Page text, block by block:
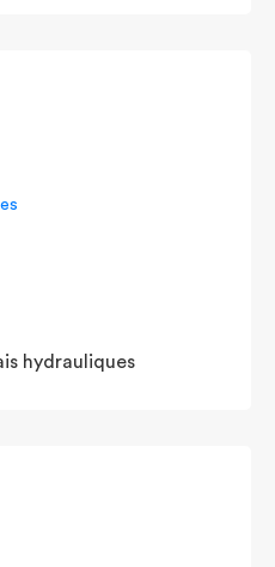
hydrauliques